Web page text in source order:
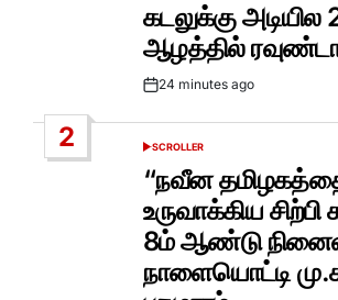
கடலுக்கு அடியில
ஆழத்தில்
Post24 minutes ago
2
POSTED
IN
SCROLLER
“நவீன
உருவாக்கிய
8ம் ஆண்டு
நாளையொட்டி